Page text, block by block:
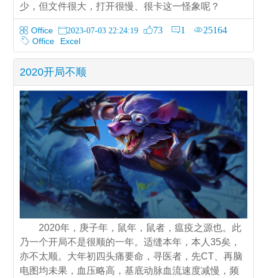
少，但文件很大，打开很慢、很卡这一怪象呢？
Office 2023-07-03 22:24:19 73 1
25164
Office
Excel
2020开局不顺
2020年，庚子年，鼠年，鼠者，瘟疫之源也。此
乃一个开局不是很顺的一年。适缝本年，本人35矣，
亦不太顺。大年初四头痛要命，寻医者，先CT、再脑
电图均未果，血压略高，基底动脉血流速度减慢，频